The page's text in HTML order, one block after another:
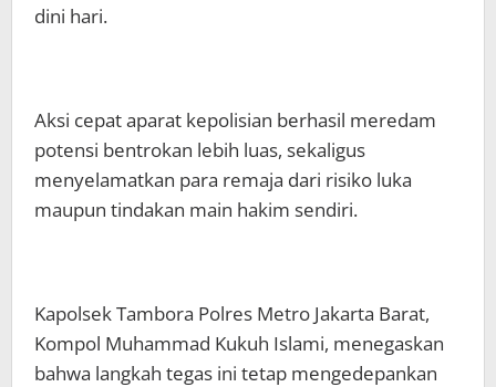
dini hari.
Aksi cepat aparat kepolisian berhasil meredam
potensi bentrokan lebih luas, sekaligus
menyelamatkan para remaja dari risiko luka
maupun tindakan main hakim sendiri.
Kapolsek Tambora Polres Metro Jakarta Barat,
Kompol Muhammad Kukuh Islami, menegaskan
bahwa langkah tegas ini tetap mengedepankan